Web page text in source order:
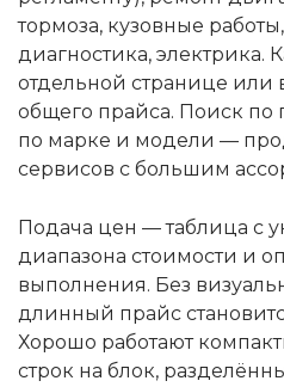
тормоза, кузовные
диагностика, электрика.
отдельной странице или
общего прайса. Поиск по
по марке и модели —
сервисов с большим
Подача цен — таблица с
диапазона стоимости и
выполнения. Без
длинный прайс
Хорошо работают
строк на блок,